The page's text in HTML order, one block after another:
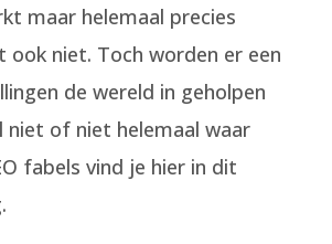
maar helemaal precies
ook niet. Toch worden er een
de wereld in geholpen
niet of niet helemaal waar
fabels vind je hier in dit